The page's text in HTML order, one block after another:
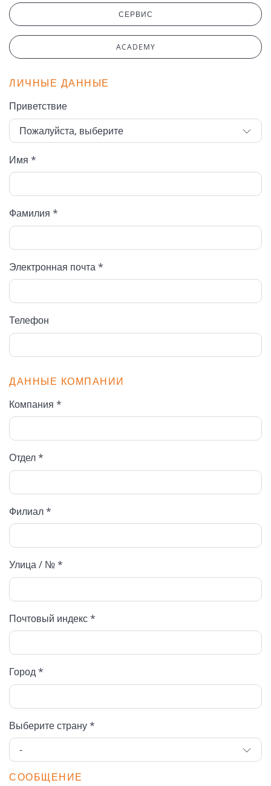
СЕРВИС
ACADEMY
ЛИЧНЫЕ ДАННЫЕ
Приветствие
Имя *
Фамилия *
Электронная почта *
Телефон
ДАННЫЕ КОМПАНИИ
Компания *
Отдел *
Филиал *
Улица / № *
Почтовый индекс *
Город *
Выберите страну *
СООБЩЕНИЕ